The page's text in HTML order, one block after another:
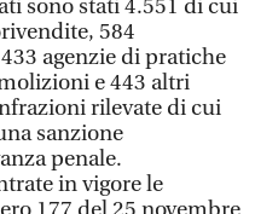
sono stati 4.551 di cui
584
agenzie di pratiche
e 443 altri
rilevate di cui
sanzione
penale.
in vigore le